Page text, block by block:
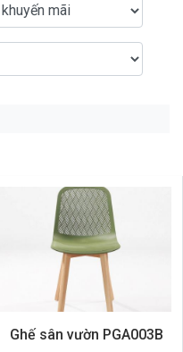
Ghế sân vườn PGA003B